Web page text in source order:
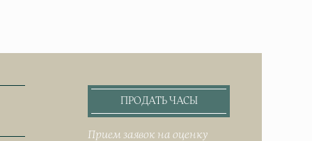
ПРОДАТЬ ЧАСЫ
Прием заявок на оценку